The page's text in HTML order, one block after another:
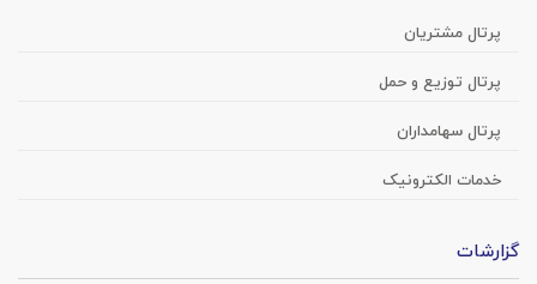
پرتال مشتریان
پرتال توزیع و حمل
پرتال سهامداران
خدمات الکترونیک
گزارشات